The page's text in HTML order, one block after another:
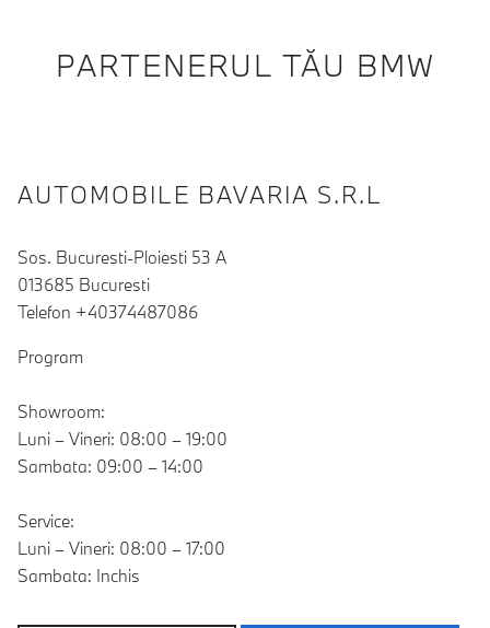
PARTENERUL TĂU BMW
AUTOMOBILE BAVARIA S.R.L
Sos. Bucuresti-Ploiesti 53 A
013685 Bucuresti
Telefon +40374487086
Program
Showroom:
Luni – Vineri: 08:00 – 19:00
Sambata: 09:00 – 14:00
Service:
Luni – Vineri: 08:00 – 17:00
Sambata: Inchis